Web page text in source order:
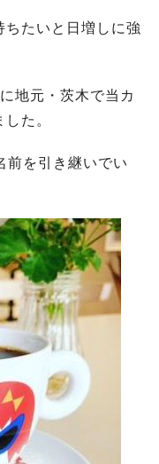
ちたいと日増しに強
地元・茨木で当カ
た。
前を引き継いでい